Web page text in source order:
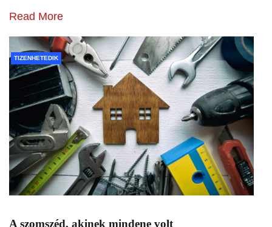
Read More
TIZENHETEDIK
A szomszéd, akinek mindene volt